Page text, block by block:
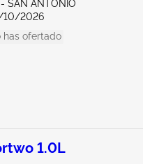
SAN ANTONIO
2026
has ofertado
1.0L